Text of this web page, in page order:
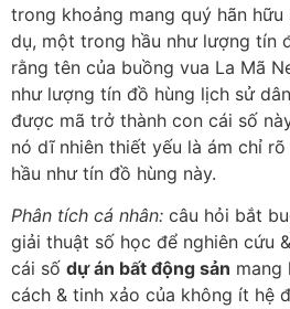
trong khoảng mang quý hãn hữu
dụ, một trong hầu như lượng tín
rằng tên của buồng vua La Mã
như lượng tín đồ hùng lịch sử
được mã trở thành con cái số
nó dĩ nhiên thiết yếu là ám chỉ
hầu như tín đồ hùng này.
Phân tích cá nhân: câu hỏi bắt
giải thuật số học để nghiên cứu
cái số dự án bất động sản mang
cách & tinh xảo của không ít hệ